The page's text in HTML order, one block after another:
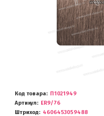
Код товара
П1021949
Артикул
ER9/76
Штриход
4606453059488